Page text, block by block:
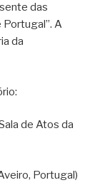
das
A
da
de Atos da
Portugal)